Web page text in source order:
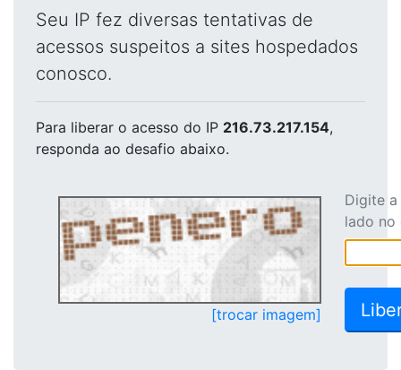
Seu IP fez diversas tentativas de
acessos suspeitos a sites hospedados
conosco.
Para liberar o acesso do IP 216.73.217.154,
responda ao desafio abaixo.
[trocar imagem]
Digite
lado no